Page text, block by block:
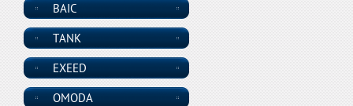
BAIC
TANK
EXEED
OMODA